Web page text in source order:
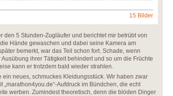
15 Bilder
den 5 Stunden-Zugläufer und berichtet mir betrübt von
Hände gewaschen und dabei seine Kamera am
bemerkt, war das Teil schon fort. Schade, wenn
ihrer Tätigkeit behindert und so um die Früchte
kann er trotzdem bald wieder strahlen.
neues, schmuckes Kleidungsstück. Wir haben zwar
Aufdruck im Bündchen, die echt
werben. Zumindest theoretisch, denn die blöden Dinger